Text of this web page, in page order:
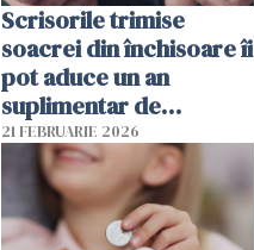
Scrisorile trimise
soacrei din închisoare îi
pot aduce un an
suplimentar de
închisoare unui român
condamnat în Spania
21 FEBRUARIE 2026